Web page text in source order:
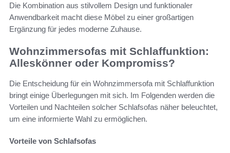
Die Kombination aus stilvollem Design und funktionaler
Anwendbarkeit macht diese Möbel zu einer großartigen
Ergänzung für jedes moderne Zuhause.
Wohnzimmersofas mit Schlaffunktion:
Alleskönner oder Kompromiss?
Die Entscheidung für ein Wohnzimmersofa mit Schlaffunktion
bringt einige Überlegungen mit sich. Im Folgenden werden die
Vorteilen und Nachteilen solcher Schlafsofas näher beleuchtet,
um eine informierte Wahl zu ermöglichen.
Vorteile von Schlafsofas